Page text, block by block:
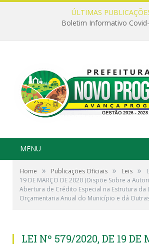
ÚLTIMAS
Boletim Informativo
MENU
Home » Publicações Oficiais » Leis »
19 DE MARÇO DE 2020 (Dispõe Sobre a
Abertura de Crédito Especial na Estrutura da
Orçamentaria Anual do Município e dá
LEI Nº 579/2020, DE 19 DE